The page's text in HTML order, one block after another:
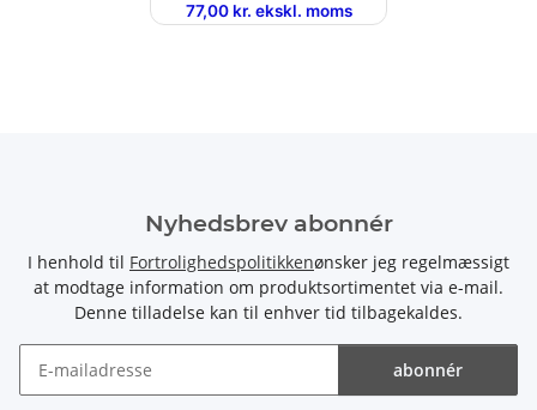
77,00 kr. ekskl. moms
Nyhedsbrev abonnér
I henhold til Fortrolighedspolitikkenønsker jeg regelmæssigt
at modtage information om produktsortimentet via e-mail.
Denne tilladelse kan til enhver tid tilbagekaldes.
abonnér